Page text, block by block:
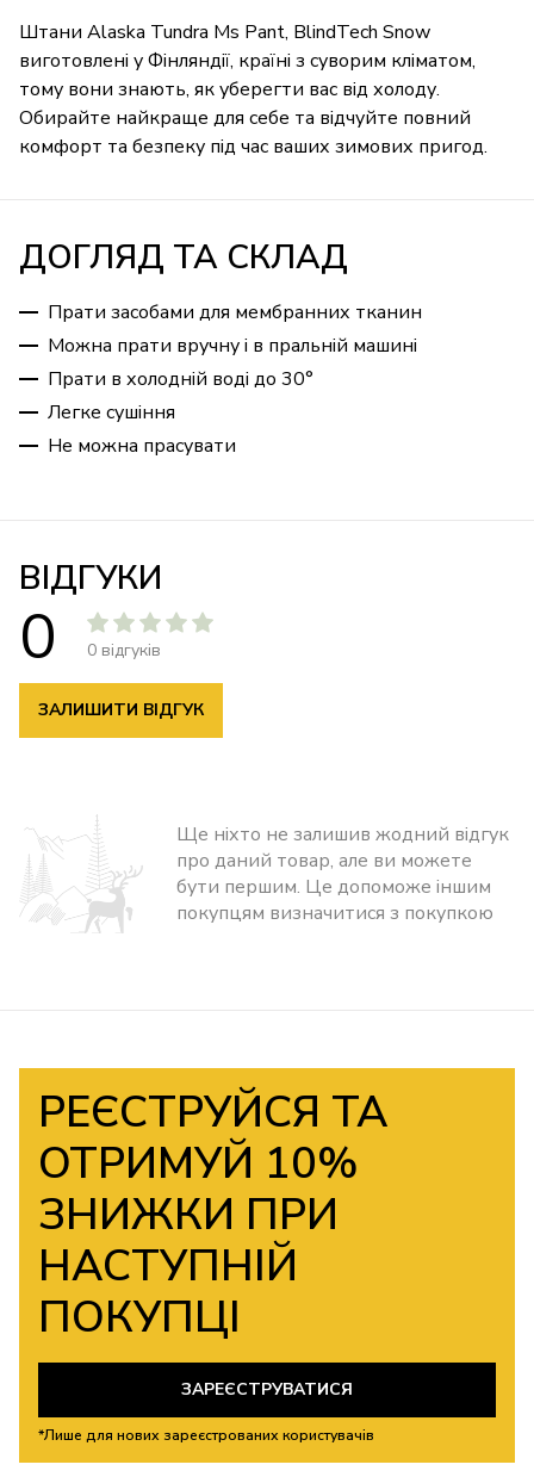
Штани Alaska Tundra Ms Pant, BlindTech Snow
виготовлені у Фінляндії, країні з суворим кліматом,
тому вони знають, як уберегти вас від холоду.
Обирайте найкраще для себе та відчуйте повний
комфорт та безпеку під час ваших зимових пригод.
ДОГЛЯД ТА СКЛАД
Прати засобами для мембранних тканин
Можна прати вручну і в пральній машині
Прати в холодній воді до 30°
Легке сушіння
Не можна прасувати
ВІДГУКИ
0 0 відгуків
ЗАЛИШИТИ ВІДГУК
Ще ніхто не залишив жодний відгук
про даний товар, але ви можете
бути першим. Це допоможе іншим
покупцям визначитися з покупкою
РЕЄСТРУЙСЯ ТА
ОТРИМУЙ 10%
ЗНИЖКИ ПРИ
НАСТУПНІЙ
ПОКУПЦІ
ЗАРЕЄСТРУВАТИСЯ
*Лише для нових зареєстрованих користувачів